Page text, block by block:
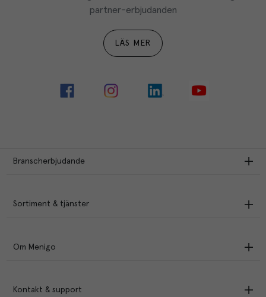
partner-erbjudanden
LÄS MER
Branscherbjudande
Sortiment & tjänster
Om Menigo
Kontakt & support